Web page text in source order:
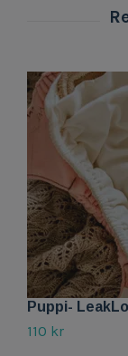
Puppi-
110 kr